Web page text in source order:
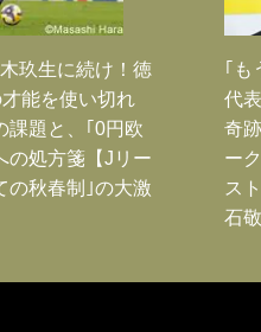
玖生に続け！徳
能を使い切れ
課題と、｢0円欧
の処方箋【Jリー
の秋春制｣の大激
｢も
代
奇
ー
ス
石